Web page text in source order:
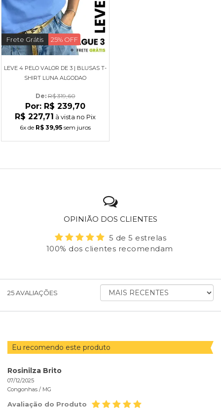
Frete Grátis 25% OFF
LEVE 4 PELO VALOR DE 3 | BLUSAS T-
SHIRT LUNA ALGODAO
De: R$ 319,60
Por: R$ 239,70
R$ 227,71 à vista no Pix
6x de R$ 39,95 sem juros
OPINIÃO DOS CLIENTES
5 de 5 estrelas
100% dos clientes recomendam
25AVALIAÇÕES
ORDENAR
AVALIAÇÕES
Eu recomendo este produto
Rosinilza Brito
07/12/2025
Congonhas / MG
Avaliação do Produto